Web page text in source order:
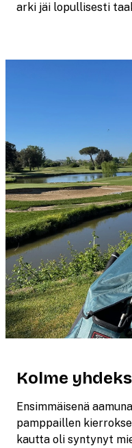
arki jäi lopullisesti
Kolme
Ensimmäisenä
pamppaillen
kautta oli syntynyt